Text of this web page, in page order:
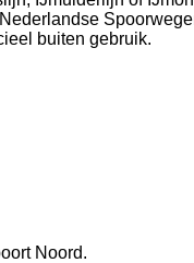
buiten gebruik.
Noord.